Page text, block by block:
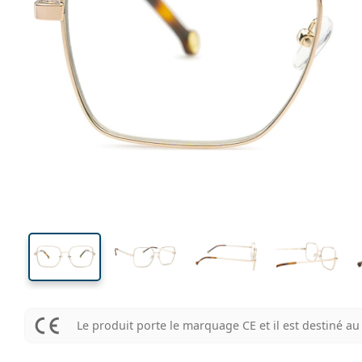
Largeur
46 mm
Hauteur des verres Largeur des verres
Largeur
des verres
Le produit porte le marquage CE et il est destiné